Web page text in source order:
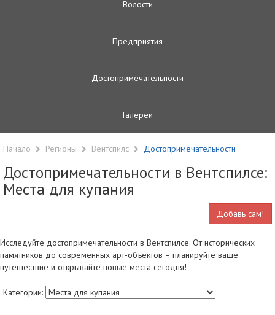
Волости
Предприятия
Достопримечательности
Галереи
Начало Регионы Вентспилс Достопримечательности
Достопримечательности в Вентспилсе:
Места для купания
Добавь сам!
Исследуйте достопримечательности в Вентспилсе. От исторических
памятников до современных арт-объектов – планируйте ваше
путешествие и открывайте новые места сегодня!
Категории: